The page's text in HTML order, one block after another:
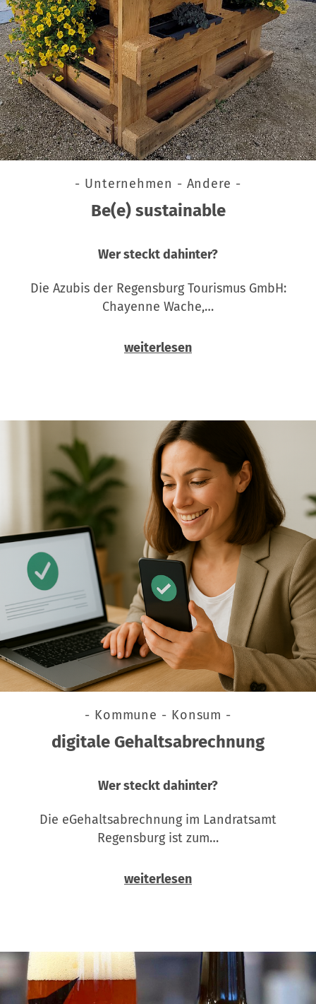
- Unternehmen - Andere -
Be(e) sustainable
Wer steckt dahinter?
Die Azubis der Regensburg Tourismus GmbH:
Chayenne Wache,…
weiterlesen
- Kommune - Konsum -
digitale Gehaltsabrechnung
Wer steckt dahinter?
Die eGehaltsabrechnung im Landratsamt
Regensburg ist zum…
weiterlesen